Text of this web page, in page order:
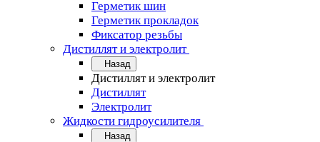
Герметик шин
Герметик прокладок
Фиксатор резьбы
Дистиллят и электролит
Назад
Дистиллят и электролит
Дистиллят
Электролит
Жидкости гидроусилителя
Назад